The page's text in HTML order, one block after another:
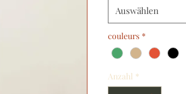
Auswählen
couleurs *
Anzahl *